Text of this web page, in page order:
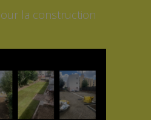
la construction